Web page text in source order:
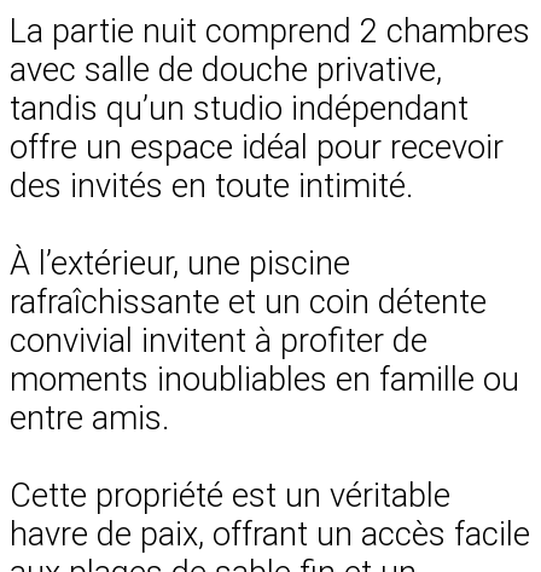
La partie nuit comprend 2 chambres
avec salle de douche privative,
tandis qu’un studio indépendant
offre un espace idéal pour recevoir
des invités en toute intimité.
À l’extérieur, une piscine
rafraîchissante et un coin détente
convivial invitent à profiter de
moments inoubliables en famille ou
entre amis.
Cette propriété est un véritable
havre de paix, offrant un accès facile